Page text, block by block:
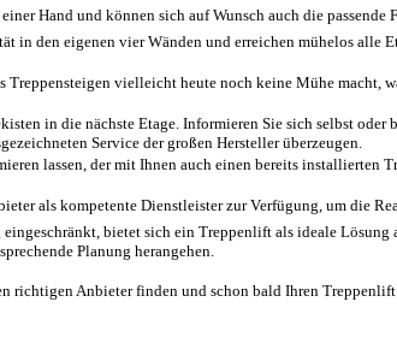
Hand und können sich auf Wunsch auch die
den eigenen vier Wänden und erreichen mühelos alle
vielleicht heute noch keine Mühe macht,
in die nächste Etage. Informieren Sie sich selbst
Service der großen Hersteller überzeugen.
lassen, der mit Ihnen auch einen bereits installierten
als kompetente Dienstleister zur Verfügung, um die
bietet sich ein Treppenlift als ideale Lösung
Planung herangehen.
richtigen Anbieter finden und schon bald Ihren